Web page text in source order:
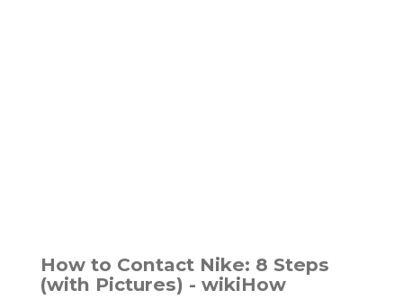
How to Contact Nike: 8 Steps
(with Pictures) - wikiHow